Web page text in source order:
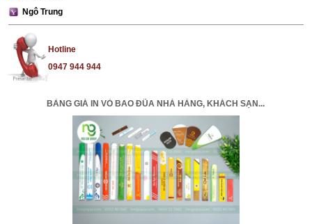
Ngô Trung
Hotline
0947 944 944
BẢNG GIÁ IN VỎ BAO ĐŨA NHÀ HÀNG, KHÁCH SẠN...